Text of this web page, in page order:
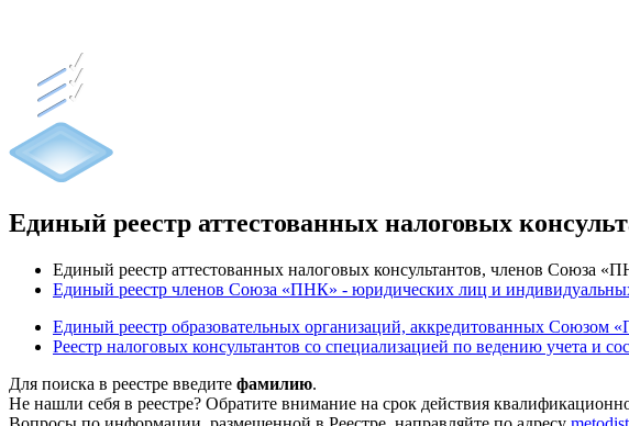
Единый реестр аттестованных налоговых
Единый реестр аттестованных налоговых консультантов, членов Союза
Единый реестр членов Союза «ПНК» - юридических лиц и
Единый реестр образовательных организаций, аккредитованных Союзом
Реестр налоговых консультантов со специализацией по ведению учета и
Для поиска в реестре введите фамилию.
Не нашли себя в реестре? Обратите внимание на срок действия